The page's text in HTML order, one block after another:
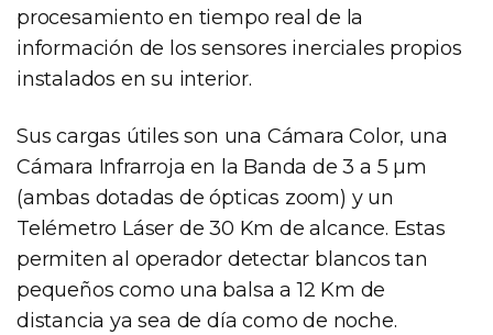
procesamiento en tiempo real de la
información de los sensores inerciales propios
instalados en su interior.
Sus cargas útiles son una Cámara Color, una
Cámara Infrarroja en la Banda de 3 a 5 µm
(ambas dotadas de ópticas zoom) y un
Telémetro Láser de 30 Km de alcance. Estas
permiten al operador detectar blancos tan
pequeños como una balsa a 12 Km de
distancia ya sea de día como de noche.